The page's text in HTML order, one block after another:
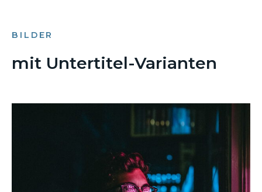
BILDER
mit Untertitel-Varianten